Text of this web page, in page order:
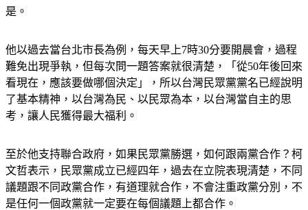
是。
他以過去當台北市長為例，每天早上7時30分要開晨會，過程
難免出現爭執，但每次問一題答案就很清楚，「從50年後回來
看現在，應該要做哪個決定」，所以台灣民眾黨黨名已經說明
了基本精神，以台灣為民、以民眾為本，以台灣當自主的思
考，讓人民獲得最大福利。
至於他支持聯合政府，如果民眾黨勝選，如何跟兩黨合作？柯
文哲表示，民眾黨成立已經四年，過去在立院表現清楚，不同
議題跟不同政黨合作，有道理就合作，不會注重政黨分別，不
是任何一個政黨就一定要在每個議題上都合作。